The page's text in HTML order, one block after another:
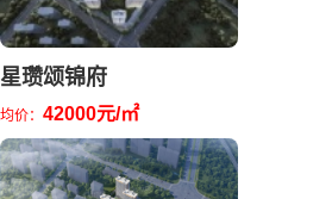
星瓒颂锦府
均价： 42000元/㎡